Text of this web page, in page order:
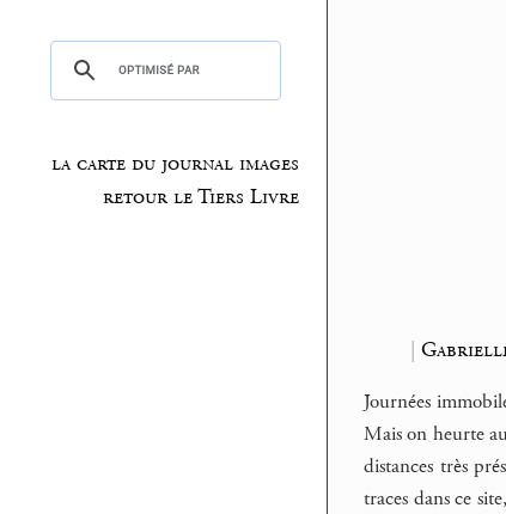
la carte du journal images
retour le Tiers Livre
|
Journées
Mais on heurte
distances très
traces dans ce